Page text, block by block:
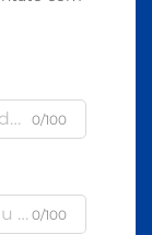
0/100
0/100